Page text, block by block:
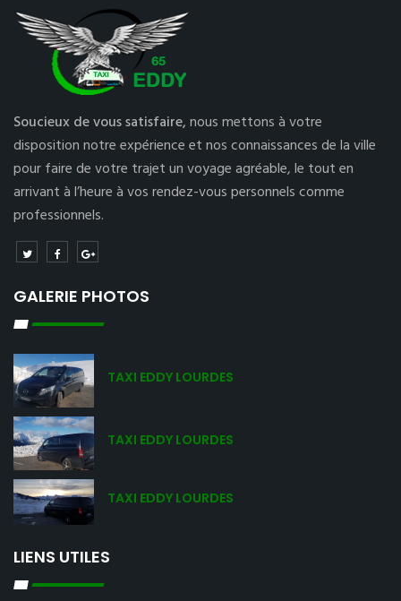
Soucieux de vous satisfaire,nous mettons à votre
disposition notre expérience et nos connaissances de la ville
pour faire de votre trajet un voyage agréable, le tout en
arrivant à l’heure à vos rendez-vous personnels comme
professionnels.
GALERIE PHOTOS
TAXI EDDY LOURDES
TAXI EDDY LOURDES
TAXI EDDY LOURDES
LIENS UTILES